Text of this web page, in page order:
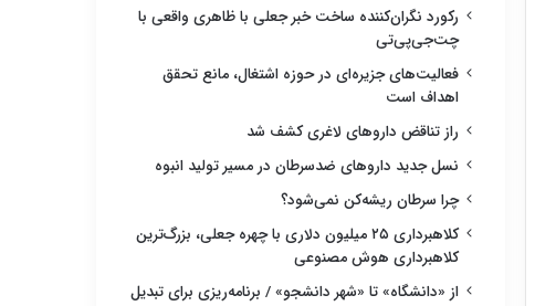
رکورد نگران‌کننده ساخت خبر جعلی با ظاهری واقعی با
چت‌جی‌پی‌تی
فعالیت‌های جزیره‌ای در حوزه اشتغال، مانع تحقق
اهداف است
راز تناقض داروهای لاغری کشف شد
نسل جدید داروهای ضدسرطان در مسیر تولید انبوه
چرا سرطان ریشه‌کن نمی‌شود؟
کلاهبرداری ۲۵ میلیون دلاری با چهره جعلی، بزرگ‌ترین
کلاهبرداری هوش مصنوعی
از «دانشگاه» تا «شهر دانشجو» / برنامه‌ریزی برای تبدیل